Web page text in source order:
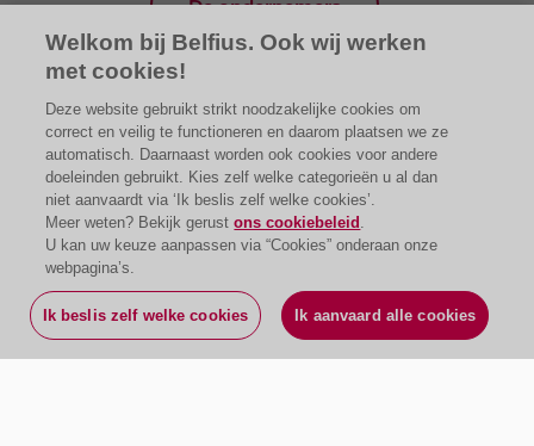
De ondernemers
Welkom bij Belfius. Ook wij werken
met cookies!
Deze website gebruikt strikt noodzakelijke cookies om
correct en veilig te functioneren en daarom plaatsen we ze
automatisch. Daarnaast worden ook cookies voor andere
doeleinden gebruikt. Kies zelf welke categorieën u al dan
niet aanvaardt via ‘Ik beslis zelf welke cookies’.
Meer weten? Bekijk gerustons cookiebeleid .
U kan uw keuze aanpassen via “Cookies” onderaan onze
webpagina’s.
Ik beslis zelf welke cookies Ik aanvaard alle cookies